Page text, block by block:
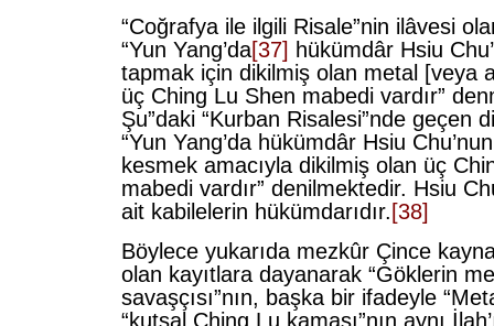
“Coğrafya ile ilgili Risale”nin ilâvesi
“Yun Yang’da[37] hükümdâr Hsiu
tapmak için dikilmiş olan metal [veya
üç Ching Lu Shen mabedi vardır”
Şu”daki “Kurban Risalesi”nde geçen
“Yun Yang’da hükümdâr Hsiu
kesmek amacıyla dikilmiş olan üç
mabedi vardır” denilmektedir. Hsiu
ait kabilelerin hükümdarıdır. [38]
Böylece yukarıda mezkûr Çince
olan kayıtlara dayanarak “Göklerin
savaşçısı”nın, başka bir ifadeyle
“kutsal Ching Lu kaması”nın aynı